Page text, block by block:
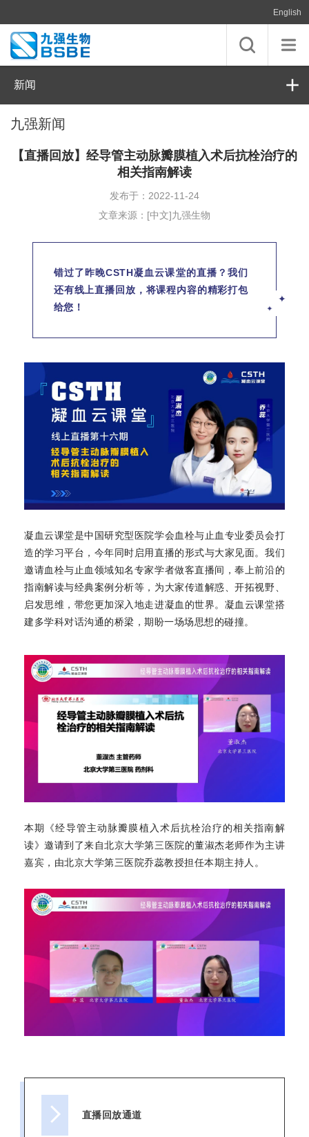
English
新闻
九强新闻
【直播回放】经导管主动脉瓣膜植入术后抗栓治疗的
相关指南解读
发布于：2022-11-24
文章来源：[中文]九强生物
错过了昨晚CSTH凝血云课堂的直播？我们
还有线上直播回放，将课程内容的精彩打包
给您！
✦
✦
凝血云课堂是中国研究型医院学会血栓与止血专业委员会打
造的学习平台，今年同时启用直播的形式与大家见面。我们
邀请血栓与止血领域知名专家学者做客直播间，奉上前沿的
指南解读与经典案例分析等，为大家传道解惑、开拓视野、
启发思维，带您更加深入地走进凝血的世界。凝血云课堂搭
建多学科对话沟通的桥梁，期盼一场场思想的碰撞。
本期《经导管主动脉瓣膜植入术后抗栓治疗的相关指南解
读》邀请到了来自北京大学第三医院的董淑杰老师作为主讲
嘉宾，由北京大学第三医院乔蕊教授担任本期主持人。
直播回放通道